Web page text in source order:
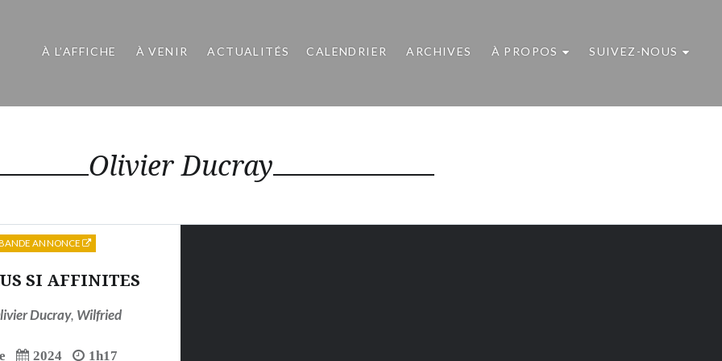
À L’AFFICHE À VENIR ACTUALITÉS CALENDRIER ARCHIVES À PROPOS SUIVEZ-NOUS
Olivier Ducray
SI AFFINITES
Ducray, Wilfried
2024
1h17
ANNONCE